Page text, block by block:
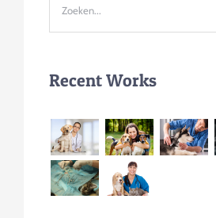
Recent Works